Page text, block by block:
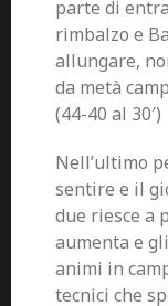
parte di
rimbalzo e
allungare,
da metà
(44-40 al 30′)
Nell’ultimo
sentire e il
due riesce a
aumenta e
animi in
tecnici che